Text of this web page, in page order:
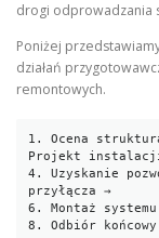
drogi odprowadzania
Poniżej
działań
remontowych.
1. Ocena
Projekt
4. Uzyskanie
przyłącza →
6. Montaż